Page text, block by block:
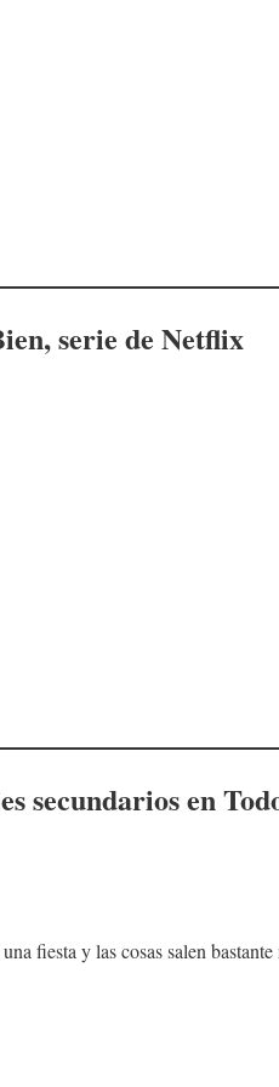
, serie de Netflix
secundarios en
fiesta y las cosas salen